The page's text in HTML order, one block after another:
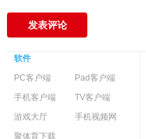
发表评论
软件
PC客户端
Pad客户端
手机客户端
TV客户端
游戏大厅
手机视频网
聚体育下载